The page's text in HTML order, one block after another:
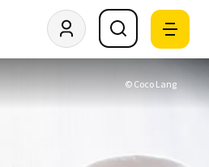
© Coco Lang